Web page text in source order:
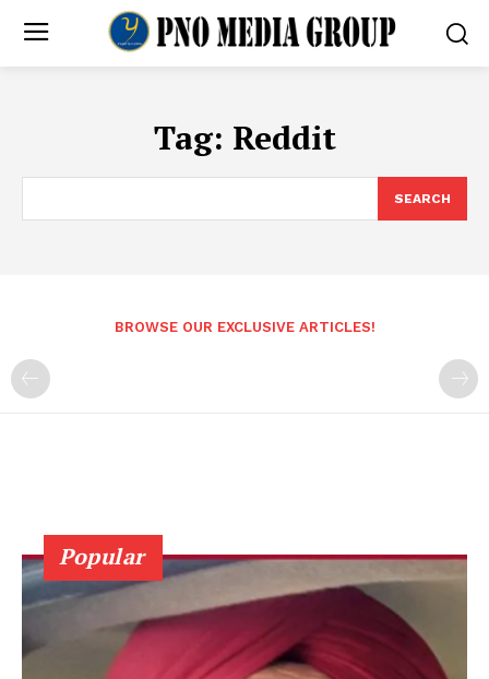
Tag: Reddit
SEARCH
BROWSE OUR EXCLUSIVE ARTICLES!
Popular